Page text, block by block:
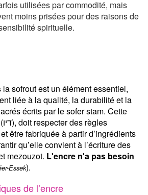
utilisées par commodité, mais
moins prisées pour des raisons de
spirituelle.
la sofrout est un élément essentiel,
liée à la qualité, la durabilité et la
écrits par le sofer stam. Cette
(דיו), doit respecter des règles
être fabriquée à partir d’ingrédients
qu’elle convient à l’écriture des
mezouzot. L'encre n'a pas besoin
Essek).
de l’encre